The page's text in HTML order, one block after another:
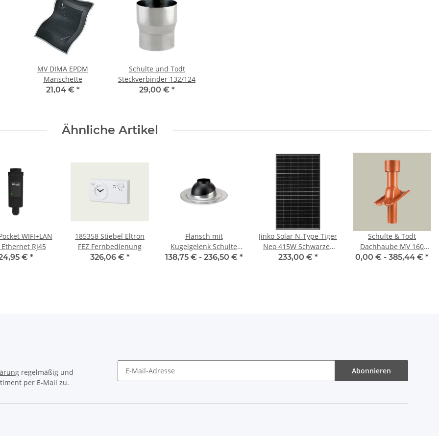
MV DIMA EPDM
Manschette
21,04 € *
Schulte und Todt
Steckverbinder 132/124
29,00 € *
Ähnliche Artikel
WIFI+LAN
RJ45
€ *
185358 Stiebel Eltron
FEZ Fernbedienung
326,06 € *
Flansch mit
Kugelgelenk Schulte
und Todt
138,75 € - 236,50 € *
Jinko Solar N-Type Tiger
Neo 415W Schwarzer
Rahmen MC4 JKM-
233,00 € *
Schulte & Todt
Dachhaube MV 160
plus
0,00 € - 385,44 € *
regelmäßig und
per E-Mail zu.
Abonnieren